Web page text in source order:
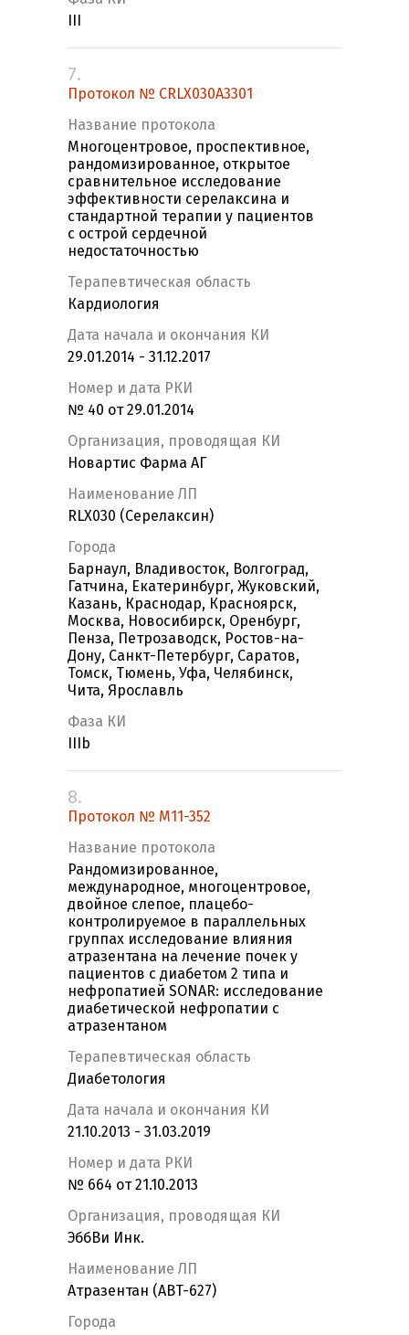
7.
Протокол № CRLX030A3301
Название протокола
Многоцентровое, проспективное,
рандомизированное, открытое
сравнительное исследование
эффективности серелаксина и
стандартной терапии у пациентов
с острой сердечной
недостаточностью
Терапевтическая область
Кардиология
Дата начала и окончания КИ
29.01.2014 - 31.12.2017
Номер и дата РКИ
№ 40 от 29.01.2014
Организация, проводящая КИ
Новартис Фарма АГ
Наименование ЛП
RLX030 (Серелаксин)
Города
Барнаул, Владивосток, Волгоград,
Гатчина, Екатеринбург, Жуковский,
Казань, Краснодар, Красноярск,
Москва, Новосибирск, Оренбург,
Пенза, Петрозаводск, Ростов-на-
Дону, Санкт-Петербург, Саратов,
Томск, Тюмень, Уфа, Челябинск,
Чита, Ярославль
Фаза КИ
IIIb
8.
Протокол № M11-352
Название протокола
Рандомизированное,
международное, многоцентровое,
двойное слепое, плацебо-
контролируемое в параллельных
группах исследование влияния
атразентана на лечение почек у
пациентов с диабетом 2 типа и
нефропатией SONAR: исследование
диабетической нефропатии с
атразентаном
Терапевтическая область
Диабетология
Дата начала и окончания КИ
21.10.2013 - 31.03.2019
Номер и дата РКИ
№ 664 от 21.10.2013
Организация, проводящая КИ
ЭббВи Инк.
Наименование ЛП
Атразентан (ABT-627)
Города